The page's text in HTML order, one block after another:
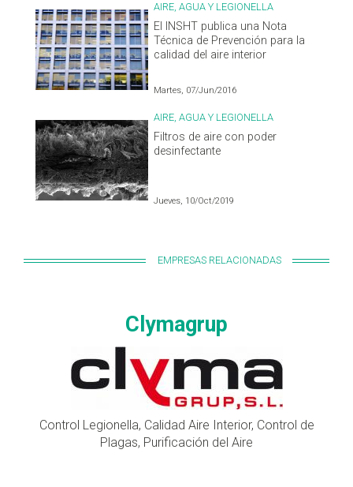
AIRE, AGUA Y LEGIONELLA
El INSHT publica una Nota
Técnica de Prevención para la
calidad del aire interior
Martes, 07/Jun/2016
AIRE, AGUA Y LEGIONELLA
Filtros de aire con poder
desinfectante
Jueves, 10/Oct/2019
EMPRESAS RELACIONADAS
Clymagrup
Control Legionella, Calidad Aire Interior, Control de
Plagas, Purificación del Aire